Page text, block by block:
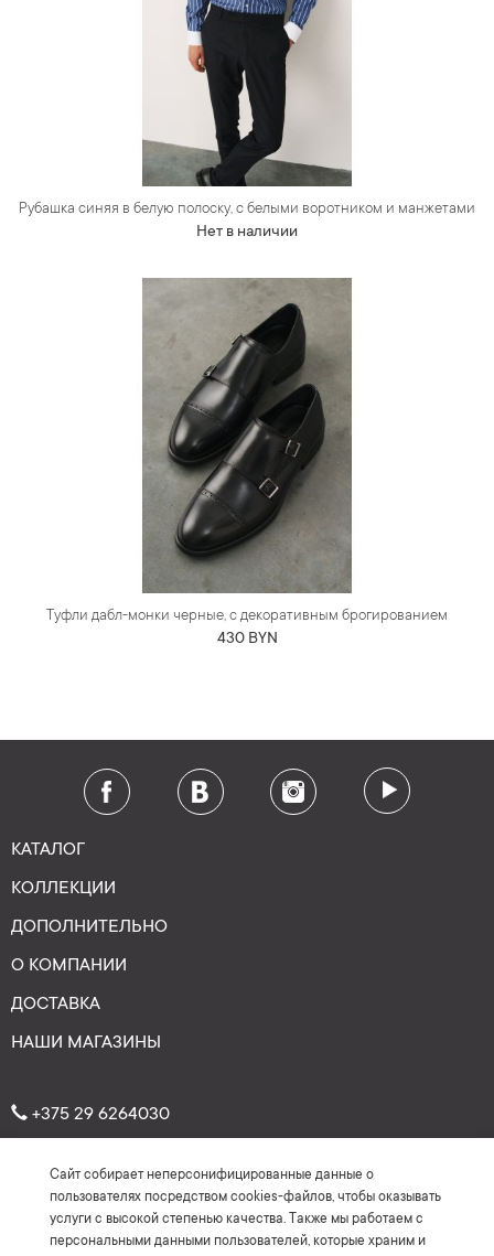
Рубашка синяя в белую полоску, с белыми воротником и манжетами
Нет в наличии
Туфли дабл-монки черные, с декоративным брогированием
430 BYN
КАТАЛОГ
КОЛЛЕКЦИИ
ДОПОЛНИТЕЛЬНО
О КОМПАНИИ
ДОСТАВКА
НАШИ МАГАЗИНЫ
+375 29 6264030
Рейтинг: 4.7 ★ ★★ ★★
(На основе более 150 отзывов)
Сайт собирает неперсонифицированные данные о
пользователях посредством cookies-файлов, чтобы оказывать
услуги с высокой степенью качества. Также мы работаем с
персональными данными пользователей, которые храним и